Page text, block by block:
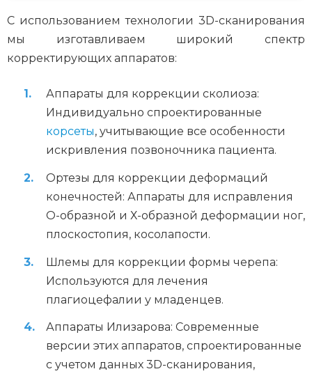
С использованием технологии 3D-сканирования
мы изготавливаем широкий спектр
корректирующих аппаратов:
Аппараты для коррекции сколиоза:
Индивидуально спроектированные
корсеты, учитывающие все особенности
искривления позвоночника пациента.
Ортезы для коррекции деформаций
конечностей: Аппараты для исправления
О-образной и Х-образной деформации ног,
плоскостопия, косолапости.
Шлемы для коррекции формы черепа:
Используются для лечения
плагиоцефалии у младенцев.
Аппараты Илизарова: Современные
версии этих аппаратов, спроектированные
с учетом данных 3D-сканирования,